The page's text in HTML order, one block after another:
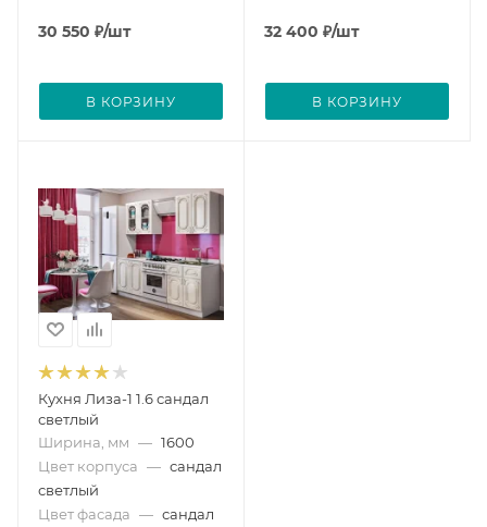
30 550 ₽/шт
В КОРЗИНУ
32 400 ₽/шт
В КОРЗИНУ
Кухня Лиза-1 1.6 сандал
светлый
Ширина, мм — 1600
Цвет корпуса — сандал
светлый
Цвет фасада — сандал